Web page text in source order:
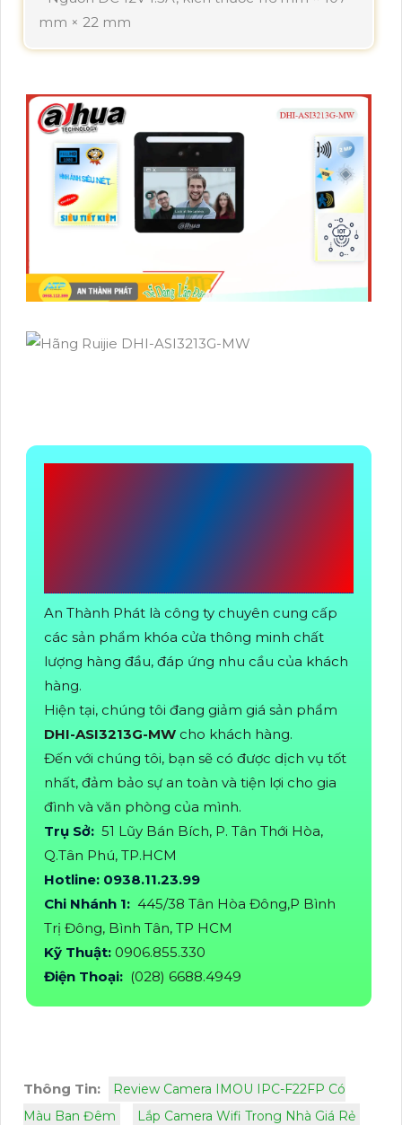
mm × 22 mm
An Thành Phát là công ty chuyên cung cấp
các sản phẩm khóa cửa thông minh chất
lượng hàng đầu, đáp ứng nhu cầu của khách
hàng.
Hiện tại, chúng tôi đang giảm giá sản phẩm
DHI-ASI3213G-MW cho khách hàng.
Đến với chúng tôi, bạn sẽ có được dịch vụ tốt
nhất, đảm bảo sự an toàn và tiện lợi cho gia
đình và văn phòng của mình.
Trụ Sở: 51 Lũy Bán Bích, P. Tân Thới Hòa,
Q.Tân Phú, TP.HCM
Hotline: 0938.11.23.99
Chi Nhánh 1: 445/38 Tân Hòa Đông,P Bình
Trị Đông, Bình Tân, TP HCM
Kỹ Thuật: 0906.855.330
Điện Thoại: (028) 6688.4949
Thông Tin:
Review Camera IMOU IPC-F22FP Có
Màu Ban Đêm
Lắp Camera Wifi Trong Nhà Giá Rẻ